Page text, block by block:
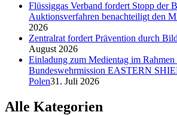
Flüssiggas Verband fordert Stopp der
Auktionsverfahren benachteiligt den
2026
Zentralrat fordert Prävention durch
August 2026
Einladung zum Medientag im Rahmen
Bundeswehrmission EASTERN
Polen31. Juli 2026
Alle Kategorien